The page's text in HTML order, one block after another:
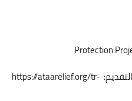
https://ataarelief.org/tr-